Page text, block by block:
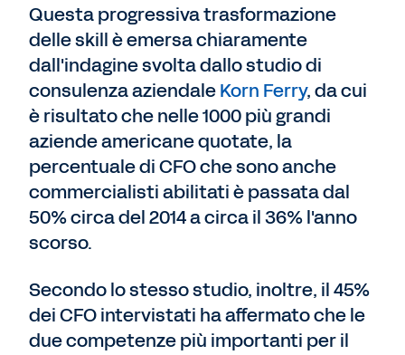
Questa progressiva trasformazione
delle skill è emersa chiaramente
dall'indagine svolta dallo studio di
consulenza aziendaleKorn Ferry, da cui
è risultato che nelle 1000 più grandi
aziende americane quotate, la
percentuale di CFO che sono anche
commercialisti abilitati è passata dal
50% circa del 2014 a circa il 36% l'anno
scorso.
Secondo lo stesso studio, inoltre, il 45%
dei CFO intervistati ha affermato che le
due competenze più importanti per il